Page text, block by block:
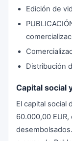
Edición de
Distribución
Capital social
El capital social
60.000,00